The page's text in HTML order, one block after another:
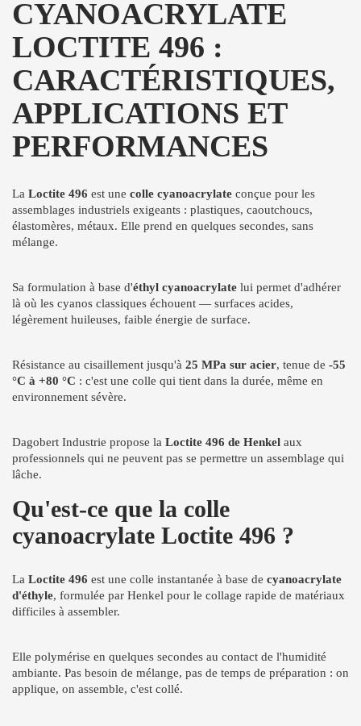
CYANOACRYLATE
LOCTITE 496 :
CARACTÉRISTIQUES,
APPLICATIONS ET
PERFORMANCES
La Loctite 496 est une colle cyanoacrylate conçue pour les
assemblages industriels exigeants : plastiques, caoutchoucs,
élastomères, métaux. Elle prend en quelques secondes, sans
mélange.
Sa formulation à base d'éthyl cyanoacrylate lui permet d'adhérer
là où les cyanos classiques échouent — surfaces acides,
légèrement huileuses, faible énergie de surface.
Résistance au cisaillement jusqu'à 25 MPa sur acier, tenue de -55
°C à +80 °C : c'est une colle qui tient dans la durée, même en
environnement sévère.
Dagobert Industrie propose la Loctite 496 de Henkel aux
professionnels qui ne peuvent pas se permettre un assemblage qui
lâche.
Qu'est-ce que la colle
cyanoacrylate Loctite 496 ?
La Loctite 496 est une colle instantanée à base de cyanoacrylate
d'éthyle, formulée par Henkel pour le collage rapide de matériaux
difficiles à assembler.
Elle polymérise en quelques secondes au contact de l'humidité
ambiante. Pas besoin de mélange, pas de temps de préparation : on
applique, on assemble, c'est collé.